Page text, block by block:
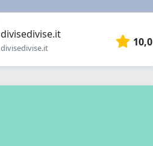
divisedivise.it
divisedivise.it 10,0